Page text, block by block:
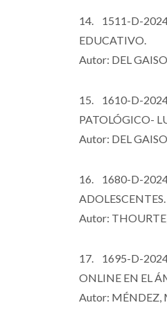
14. 1511-D-2024
EDUCATIVO.
Autor: DEL
15. 1610-D-2024
PATOLÓGICO-
Autor: DEL
16. 1680-D-2024
ADOLESCENTES.
Autor:
17. 1695-D-2024
ONLINE EN EL
Autor: MÉNDEZ,